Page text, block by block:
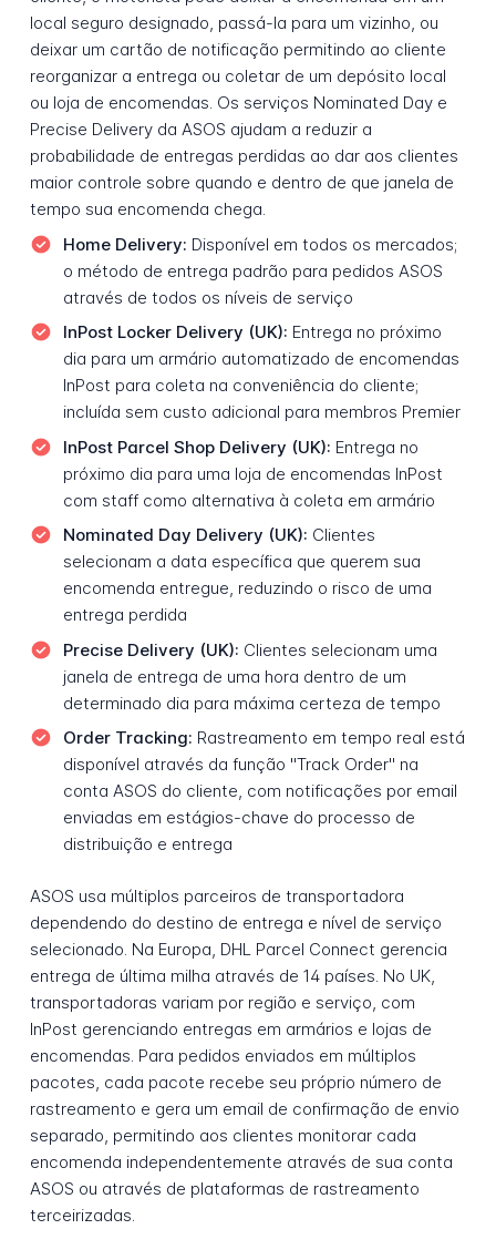
local seguro designado, passá-la para um vizinho, ou
deixar um cartão de notificação permitindo ao cliente
reorganizar a entrega ou coletar de um depósito local
ou loja de encomendas. Os serviços Nominated Day e
Precise Delivery da ASOS ajudam a reduzir a
probabilidade de entregas perdidas ao dar aos clientes
maior controle sobre quando e dentro de que janela de
tempo sua encomenda chega.
Home Delivery: Disponível em todos os mercados;
o método de entrega padrão para pedidos ASOS
através de todos os níveis de serviço
InPost Locker Delivery (UK): Entrega no próximo
dia para um armário automatizado de encomendas
InPost para coleta na conveniência do cliente;
incluída sem custo adicional para membros Premier
InPost Parcel Shop Delivery (UK): Entrega no
próximo dia para uma loja de encomendas InPost
com staff como alternativa à coleta em armário
Nominated Day Delivery (UK): Clientes
selecionam a data específica que querem sua
encomenda entregue, reduzindo o risco de uma
entrega perdida
Precise Delivery (UK): Clientes selecionam uma
janela de entrega de uma hora dentro de um
determinado dia para máxima certeza de tempo
Order Tracking: Rastreamento em tempo real está
disponível através da função "Track Order" na
conta ASOS do cliente, com notificações por email
enviadas em estágios-chave do processo de
distribuição e entrega
ASOS usa múltiplos parceiros de transportadora
dependendo do destino de entrega e nível de serviço
selecionado. Na Europa, DHL Parcel Connect gerencia
entrega de última milha através de 14 países. No UK,
transportadoras variam por região e serviço, com
InPost gerenciando entregas em armários e lojas de
encomendas. Para pedidos enviados em múltiplos
pacotes, cada pacote recebe seu próprio número de
rastreamento e gera um email de confirmação de envio
separado, permitindo aos clientes monitorar cada
encomenda independentemente através de sua conta
ASOS ou através de plataformas de rastreamento
terceirizadas.